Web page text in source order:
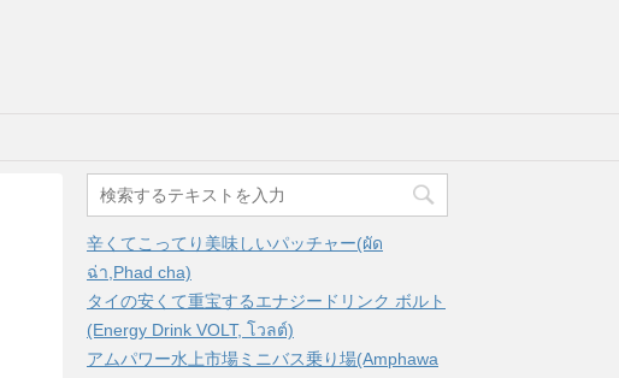
辛くてこってり美味しいパッチャー(ผัด
ฉ่า,Phad cha)
タイの安くて重宝するエナジードリンク ボルト
(Energy Drink VOLT, โวลต์)
アムパワー水上市場ミニバス乗り場(Amphawa